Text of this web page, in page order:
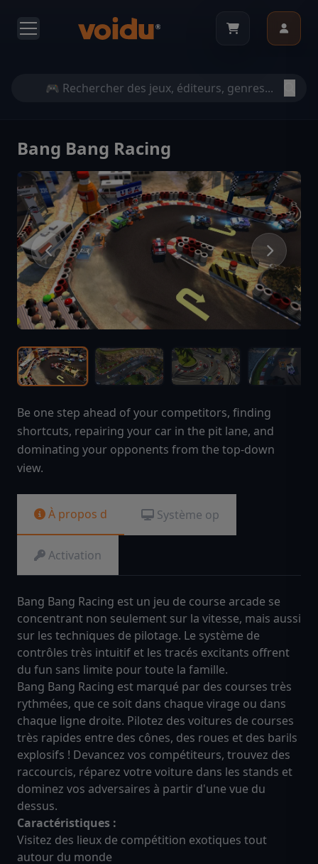
Bang Bang Racing
Be one step ahead of your competitors, finding
shortcuts, repairing your car in the pit lane, and
dominating your opponents from the top-down
view.
À propos d Système op
Activation
Bang Bang Racing est un jeu de course arcade se
concentrant non seulement sur la vitesse, mais aussi
sur les techniques de pilotage. Le système de
contrôles très intuitif et les tracés excitants offrent
du fun sans limite pour toute la famille.
Bang Bang Racing est marqué par des courses très
rythmées, que ce soit dans chaque virage ou dans
chaque ligne droite. Pilotez des voitures de courses
très rapides entre des cônes, des roues et des barils
explosifs ! Devancez vos compétiteurs, trouvez des
raccourcis, réparez votre voiture dans les stands et
dominez vos adversaires à partir d'une vue du
dessus.
Caractéristiques :
Visitez des lieux de compétition exotiques tout
autour du monde